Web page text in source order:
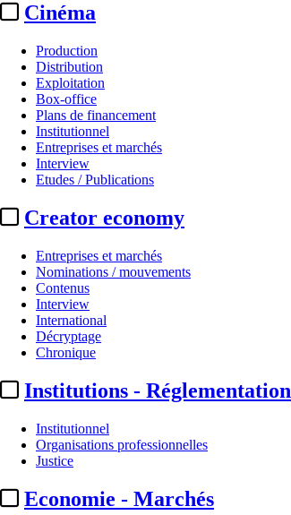
Cinéma
Production
Distribution
Exploitation
Box-office
Plans de financement
Institutionnel
Entreprises et marchés
Interview
Etudes / Publications
Creator economy
Entreprises et marchés
Nominations / mouvements
Contenus
Interview
International
Décryptage
Chronique
Institutions - Réglementation
Institutionnel
Organisations professionnelles
Justice
Economie - Marchés
Festivals - Marchés
Cannes 2025 / Acid :
Actualité n° 318834| Publié le 15 avr. 2025 09:54
...